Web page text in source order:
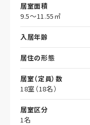
居室面積
9.5～11.55㎡
入居年齢
居住の形態
居室（定員）数
18室（18名）
居室区分
1名